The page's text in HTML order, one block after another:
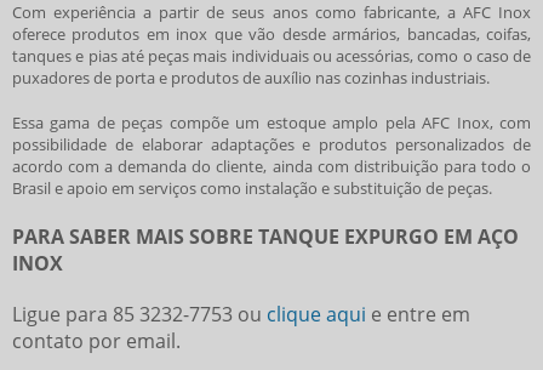
Com experiência a partir de seus anos como fabricante, a AFC Inox
oferece produtos em inox que vão desde armários, bancadas, coifas,
tanques e pias até peças mais individuais ou acessórias, como o caso de
puxadores de porta e produtos de auxílio nas cozinhas industriais.
Essa gama de peças compõe um estoque amplo pela AFC Inox, com
possibilidade de elaborar adaptações e produtos personalizados de
acordo com a demanda do cliente, ainda com distribuição para todo o
Brasil e apoio em serviços como instalação e substituição de peças.
PARA SABER MAIS SOBRE TANQUE EXPURGO EM AÇO
INOX
Ligue para 85 3232-7753 ou clique aqui e entre em
contato por email.